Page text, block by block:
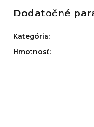
Dodatočné
Kategória:
Hmotnosť: